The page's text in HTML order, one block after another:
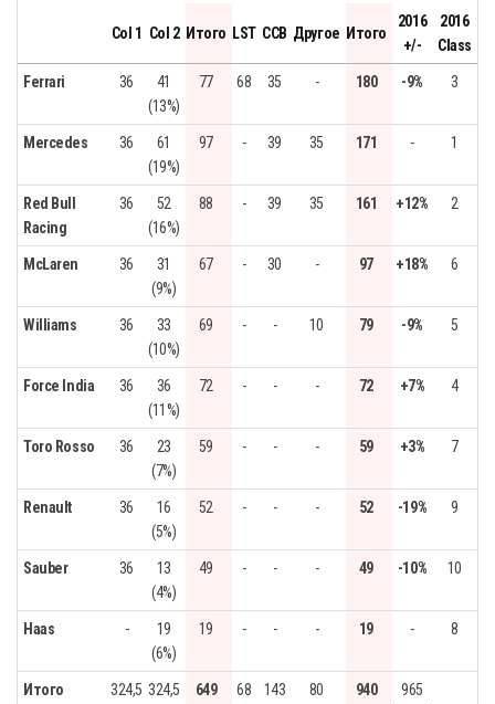
Col 1 Col 2 Итого LST CCB Другое Итого
2016
+/-
2016
Class
Ferrari 36
41
(13%)
77 68 35 - 180 -9% 3
Mercedes 36
61
(19%)
97 - 39 35 171 - 1
Red Bull
Racing
36
52
(16%)
88 - 39 35 161 +12% 2
McLaren 36
31
(9%)
67 - 30 - 97 +18% 6
Williams 36
33
(10%)
69 - - 10 79 -9% 5
Force India 36
36
(11%)
72 - - - 72 +7% 4
Toro Rosso 36
23
(7%)
59 - - - 59 +3% 7
Renault 36
16
(5%)
52 - - - 52 -19% 9
Sauber 36
13
(4%)
49 - - - 49 -10% 10
Haas -
19
(6%)
19 - - - 19 - 8
Итого 324,5 324,5 649 68 143 80 940
965